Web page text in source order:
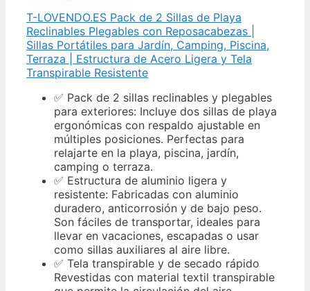
T-LOVENDO.ES Pack de 2 Sillas de Playa
Reclinables Plegables con Reposacabezas |
Sillas Portátiles para Jardín, Camping, Piscina,
Terraza | Estructura de Acero Ligera y Tela
Transpirable Resistente
✅ Pack de 2 sillas reclinables y plegables
para exteriores: Incluye dos sillas de playa
ergonómicas con respaldo ajustable en
múltiples posiciones. Perfectas para
relajarte en la playa, piscina, jardín,
camping o terraza.
✅ Estructura de aluminio ligera y
resistente: Fabricadas con aluminio
duradero, anticorrosión y de bajo peso.
Son fáciles de transportar, ideales para
llevar en vacaciones, escapadas o usar
como sillas auxiliares al aire libre.
✅ Tela transpirable y de secado rápido
Revestidas con material textil transpirable